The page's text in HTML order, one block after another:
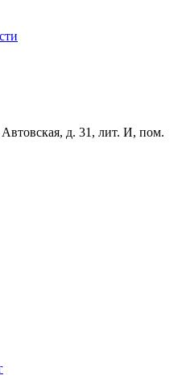
Автовская, д. 31, лит. И, пом.